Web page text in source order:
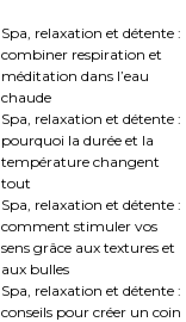
Spa, relaxation et détente :
combiner respiration et
méditation dans l’eau
chaude
Spa, relaxation et détente :
pourquoi la durée et la
température changent
tout
Spa, relaxation et détente :
comment stimuler vos
sens grâce aux textures et
aux bulles
Spa, relaxation et détente :
conseils pour créer un coin